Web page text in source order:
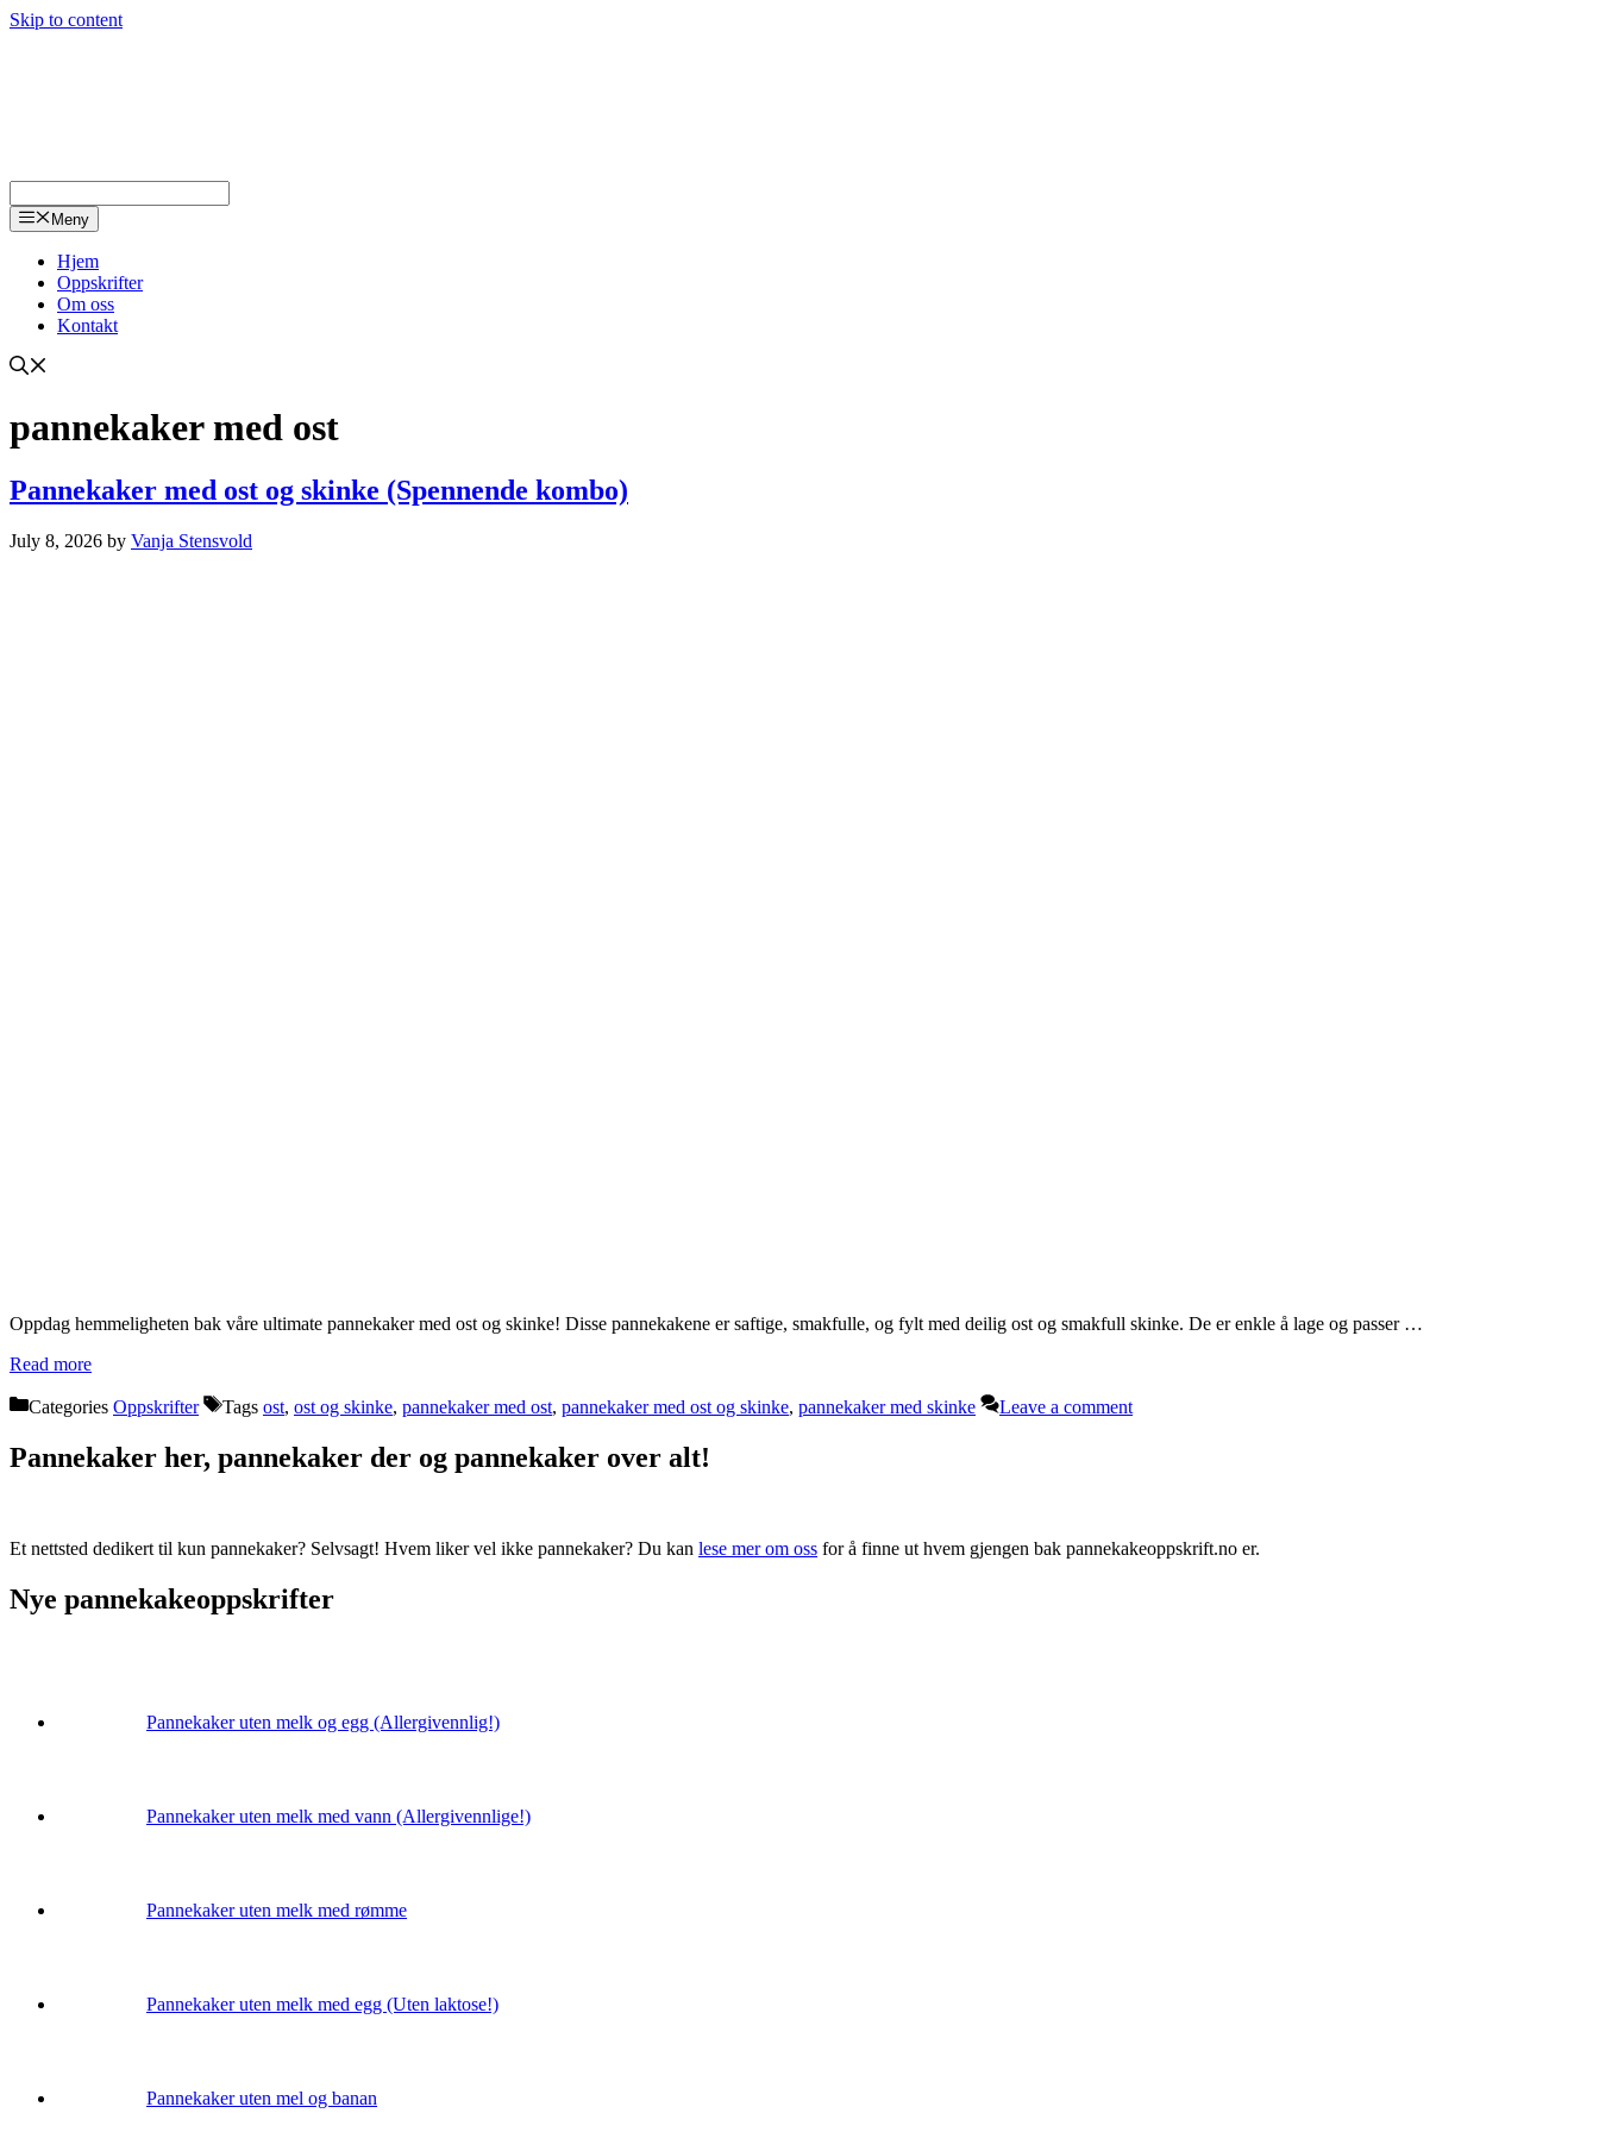
Skip to content
Meny
Hjem
Oppskrifter
Om oss
Kontakt
pannekaker med ost
Pannekaker med ost og skinke (Spennende kombo)
July 8, 2026 by Vanja Stensvold
Oppdag hemmeligheten bak våre ultimate pannekaker med ost og skinke! Disse pannekakene er saftige, smakfulle, og fylt med deilig ost og smakfull skinke. De er enkle å lage og passer …
Read more
Categories Oppskrifter Tags ost, ost og skinke, pannekaker med ost, pannekaker med ost og skinke, pannekaker med skinke Leave a comment
Pannekaker her, pannekaker der og pannekaker over alt!
Et nettsted dedikert til kun pannekaker? Selvsagt! Hvem liker vel ikke pannekaker? Du kan lese mer om oss for å finne ut hvem gjengen bak pannekakeoppskrift.no er.
Nye pannekakeoppskrifter
Pannekaker uten melk og egg (Allergivennlig!)
Pannekaker uten melk med vann (Allergivennlige!)
Pannekaker uten melk med rømme
Pannekaker uten melk med egg (Uten laktose!)
Pannekaker uten mel og banan